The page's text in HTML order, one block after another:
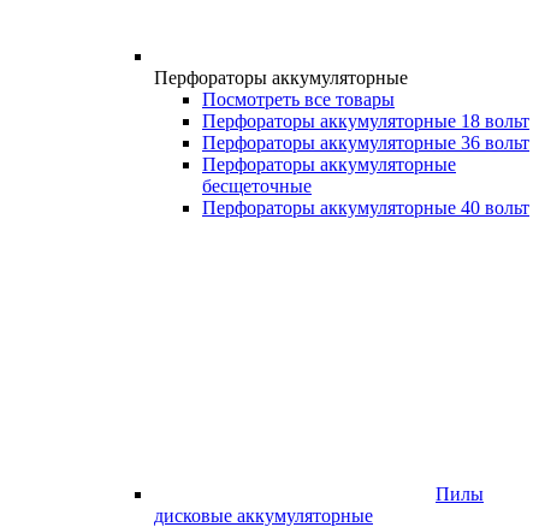
Перфораторы аккумуляторные
Посмотреть все товары
Перфораторы аккумуляторные 18 вольт
Перфораторы аккумуляторные 36 вольт
Перфораторы аккумуляторные
бесщеточные
Перфораторы аккумуляторные 40 вольт
Пилы
дисковые аккумуляторные